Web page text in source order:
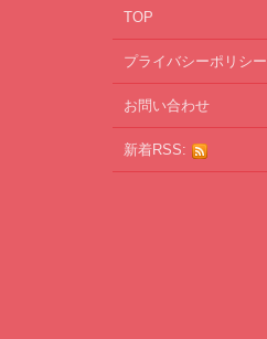
TOP
プライバシーポリシー
お問い合わせ
新着RSS: